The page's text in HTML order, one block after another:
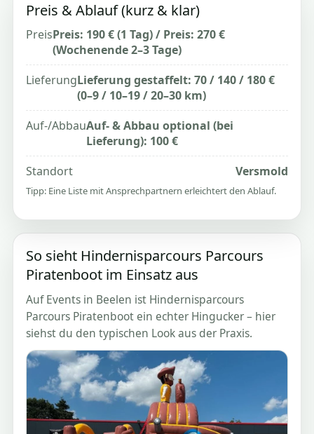
Preis & Ablauf (kurz & klar)
PreisPreis: 190 € (1 Tag) / Preis: 270 €
(Wochenende 2–3 Tage)
LieferungLieferung gestaffelt: 70 / 140 / 180 €
(0–9 / 10–19 / 20–30 km)
Auf-/AbbauAuf- & Abbau optional (bei
Lieferung): 100 €
Standort
Versmold
Tipp: Eine Liste mit Ansprechpartnern erleichtert den Ablauf.
So sieht Hindernisparcours Parcours
Piratenboot im Einsatz aus
Auf Events in Beelen ist Hindernisparcours
Parcours Piratenboot ein echter Hingucker – hier
siehst du den typischen Look aus der Praxis.